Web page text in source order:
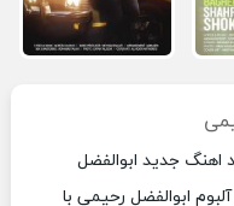
اهنگ جدید ابوالفضل
ابوالفضل رحیمی با